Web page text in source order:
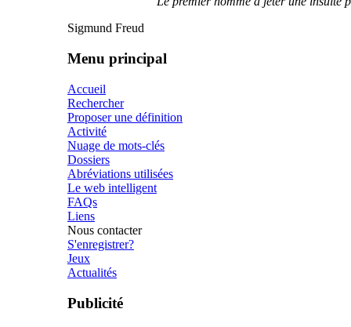
Sigmund Freud
Menu principal
Accueil
Rechercher
Proposer une définition
Activité
Nuage de mots-clés
Dossiers
Abréviations utilisées
Le web intelligent
FAQs
Liens
Nous contacter
S'enregistrer?
Jeux
Actualités
Publicité